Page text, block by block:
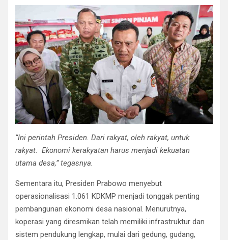
“Ini perintah Presiden. Dari rakyat, oleh rakyat, untuk
rakyat. Ekonomi kerakyatan harus menjadi kekuatan
utama desa,” tegasnya.
Sementara itu, Presiden Prabowo menyebut
operasionalisasi 1.061 KDKMP menjadi tonggak penting
pembangunan ekonomi desa nasional. Menurutnya,
koperasi yang diresmikan telah memiliki infrastruktur dan
sistem pendukung lengkap, mulai dari gedung, gudang,